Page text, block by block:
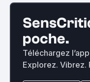
poche.
Téléchargez
Explorez. Vibrez.